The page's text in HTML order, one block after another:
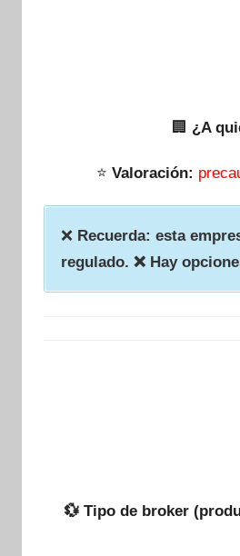
🏢 ¿A
⭐ Valoración:
❌ Recuerda: esta
regulado. ❌ Hay
💱 Tipo de broker